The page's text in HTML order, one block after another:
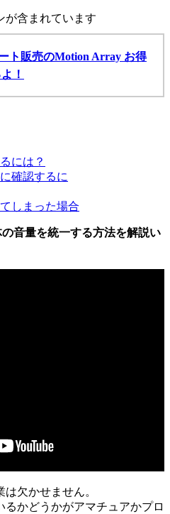
が含まれています
ト販売のMotion Array お得
！
には？
確認するに
しまった場合
音量を統一する方法を解説い
欠かせません。
るかどうかがアマチュアかプロ